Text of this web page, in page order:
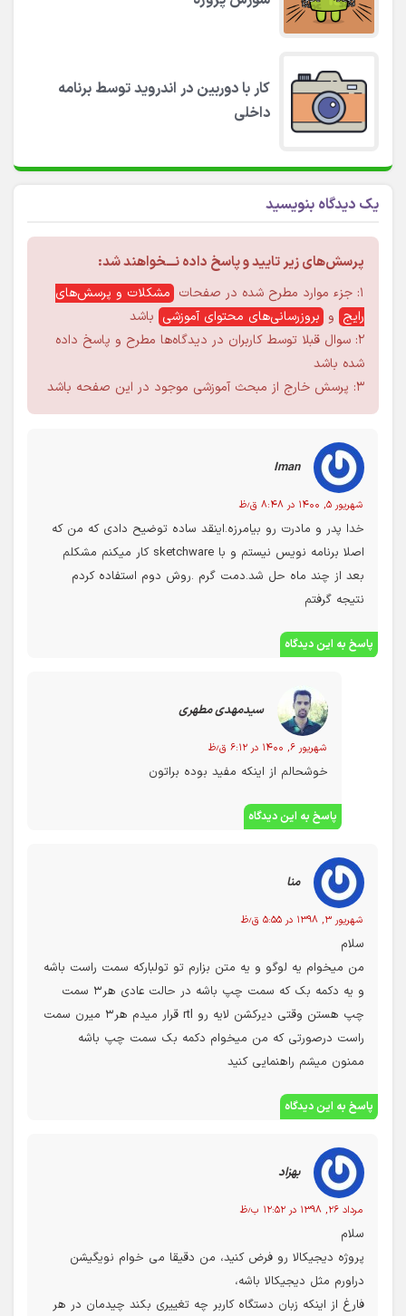
کار با دوربین در اندروید توسط برنامه
داخلی
یک دیدگاه بنویسید
پرسش‌های زیر تایید و پاسخ داده نـــخواهند شد:
۱: جزء موارد مطرح شده در صفحات
مشکلات و پرسش‌های
رایج و بروزرسانی‌های محتوای آموزشی باشد
۲: سوال قبلا توسط کاربران در دیدگاه‌ها مطرح و پاسخ داده
شده باشد
۳: پرسش خارج از مبحث آموزشی موجود در این صفحه باشد
Iman
شهریور ۵, ۱۴۰۰ در ۸:۴۸ ق٫ظ
خدا پدر و مادرت رو بیامرزه.اینقد ساده توضیح دادی که من که
اصلا برنامه نویس نیستم و با sketchware کار میکنم مشکلم
بعد از چند ماه حل شد.دمت گرم .روش دوم استفاده کردم
نتیجه گرفتم
پاسخ به این دیدگاه
سیدمهدی مطهری
شهریور ۶, ۱۴۰۰ در ۶:۱۲ ق٫ظ
خوشحالم از اینکه مفید بوده براتون
پاسخ به این دیدگاه
منا
شهریور ۳, ۱۳۹۸ در ۵:۵۵ ق٫ظ
سلام
من میخوام یه لوگو و یه متن بزارم تو تولبارکه سمت راست باشه
و یه دکمه بک که سمت چپ باشه در حالت عادی هر۳ سمت
چپ هستن وقتی دیرکشن لایه رو rtl قرار میدم هر۳ میرن سمت
راست درصورتی که من میخوام دکمه بک سمت چپ باشه
ممنون میشم راهنمایی کنید
پاسخ به این دیدگاه
بهزاد
مرداد ۲۶, ۱۳۹۸ در ۱۲:۵۲ ب٫ظ
سلام
پروژه دیجیکالا رو فرض کنید، من دقیقا می خوام نویگیشن
دراورم مثل دیجیکالا باشه،
فارغ از اینکه زبان دستگاه کاربر چه تغییری بکند چیدمان در هر